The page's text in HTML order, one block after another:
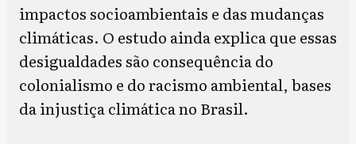
impactos socioambientais e das mudanças
climáticas. O estudo ainda explica que essas
desigualdades são consequência do
colonialismo e do racismo ambiental, bases
da injustiça climática no Brasil.